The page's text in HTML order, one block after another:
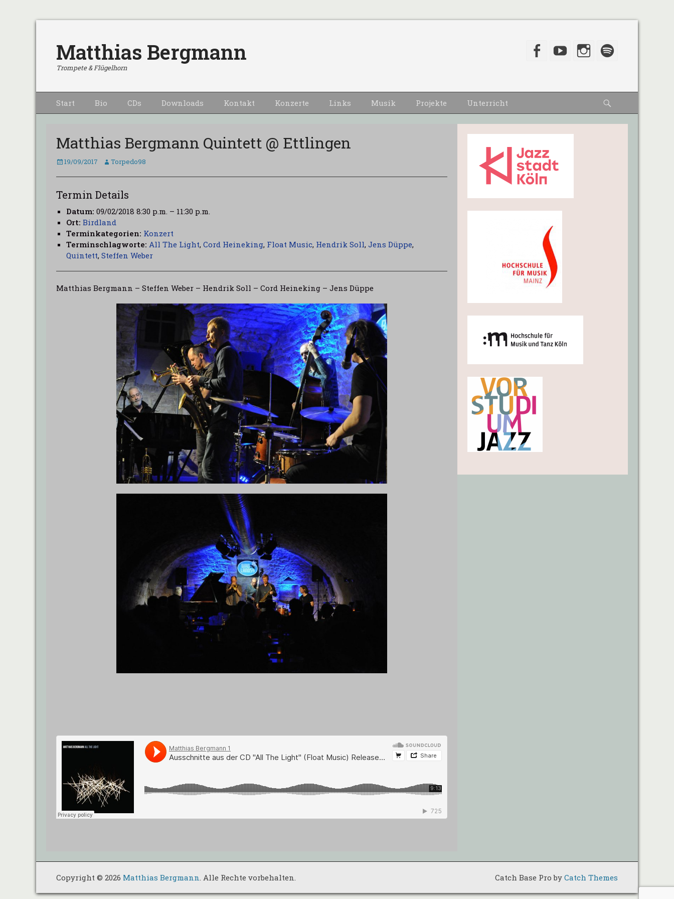
Matthias Bergmann
Trompete & Flügelhorn
Facebook
YouTubeInstagram
Primärmenu
zum
Start Bio CDs Downloads Kontakt Konzerte Links Musik Projekte Unterricht
Matthias Bergmann Quintett @ Ettlingen
Veröffentlicht
19/09/2017 Autor
Torpedo98
Termin Details
Datum: 09/02/2018 8:30 p.m. – 11:30 p.m.
Ort: Birdland
Terminkategorien: Konzert
Terminschlagworte: All The Light, Cord Heineking, Float Music, Hendrik Soll, Jens Düppe,
Quintett, Steffen Weber
Matthias Bergmann – Steffen Weber – Hendrik Soll – Cord Heineking – Jens Düppe
Copyright © 2026 Matthias Bergmann. Alle Rechte vorbehalten. Catch Base Pro by Catch Themes